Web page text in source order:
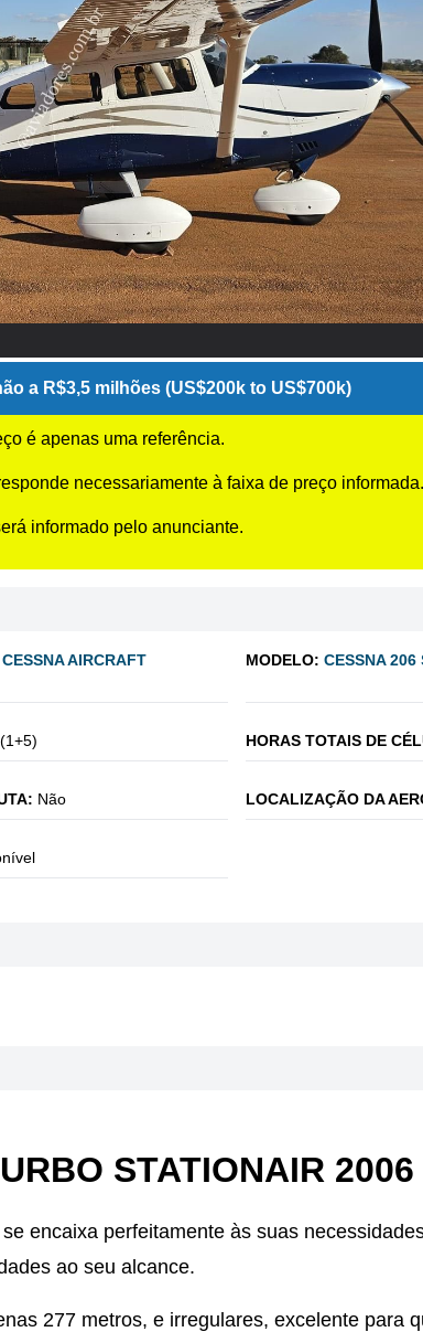
a R$3,5 milhões (US$200k to US$700k)
é apenas uma referência.
necessariamente à faixa de preço informada.
informado pelo anunciante.
CESSNA AIRCRAFT MODELO: CESSNA 206
HORAS TOTAIS DE
Não LOCALIZAÇÃO DA
STATIONAIR 2006
encaixa perfeitamente às suas
ao seu alcance.
277 metros, e irregulares, excelente para